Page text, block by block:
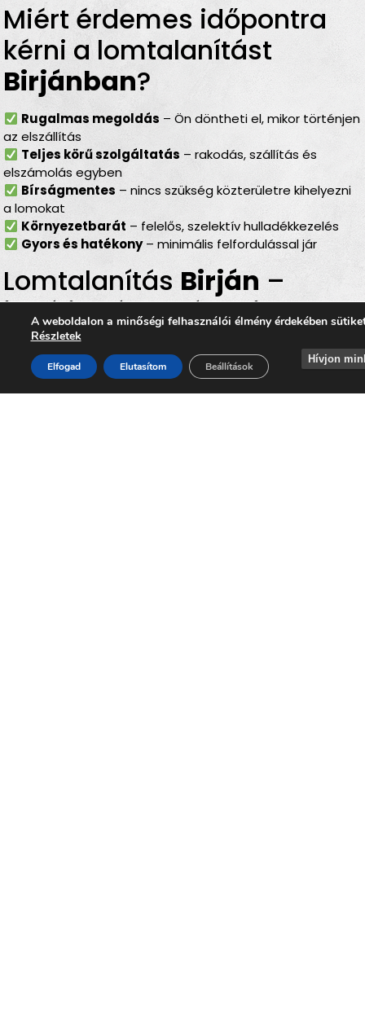
Miért érdemes időpontra
kérni a lomtalanítást
Birjánban?
Rugalmas megoldás – Ön döntheti el, mikor történjen
az elszállítás
Teljes körű szolgáltatás – rakodás, szállítás és
elszámolás egyben
Bírságmentes – nincs szükség közterületre kihelyezni
a lomokat
Környezetbarát – felelős, szelektív hulladékkezelés
Gyors és hatékony– minimális felfordulással jár
Lomtalanítás Birján –
ideális választás minden
helyzetben
Akárköltözésről, lakásfelújításról, garázs- vagy
pinceürítésről, irodai selejtezésről vagy egy nagyobb
A weboldalon a minőségi felhasználói élmény érdekében
Részletek
Elfogad Elutasítom Beállítások
Hívjon